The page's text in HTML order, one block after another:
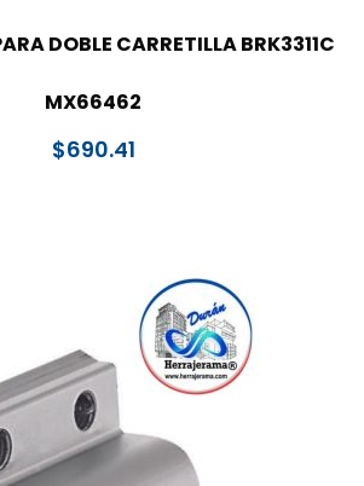
DOBLE CARRETILLA BRK3311C
MX66462
$690.41